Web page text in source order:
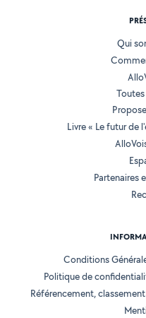
Qui
Livre « Le futur de
Partenaires
Conditions
Politique de
Référencement,